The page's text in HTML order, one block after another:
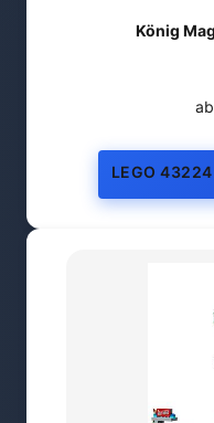
König
ab
LEGO 43224